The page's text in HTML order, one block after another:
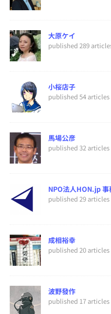
大原ケイ
published 289
小桜店子
published 54 articles
馬場公彦
published 32 articles
NPO法人HON.jp 事
published 29 articles
成相裕幸
published 20 articles
波野發作
published 17 articles